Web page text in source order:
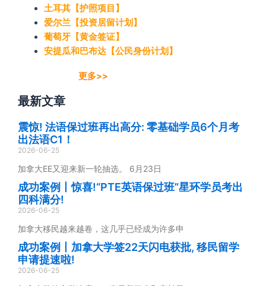
土耳其【护照项目】
爱尔兰【投资居留计划】
葡萄牙【黄金签证】
安提瓜和巴布达【公民身份计划】
更多>>
最新文章
震惊! 法语保过班再出高分: 零基础学员6个月考
出法语C1！
2026-06-25
加拿大EE又迎来新一轮抽选。 6月23日
成功案例丨惊喜!“PTE英语保过班”星环学员考出
四科满分!
2026-06-25
加拿大移民越来越卷，这几乎已经成为许多申
成功案例丨加拿大学签22天闪电获批, 移民留学
申请提速啦!
2026-06-25